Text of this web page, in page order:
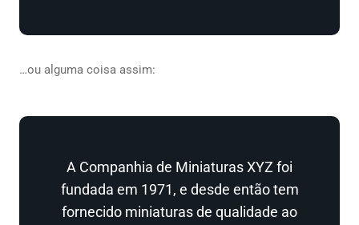
…ou alguma coisa assim:
A Companhia de Miniaturas XYZ foi
fundada em 1971, e desde então tem
fornecido miniaturas de qualidade ao